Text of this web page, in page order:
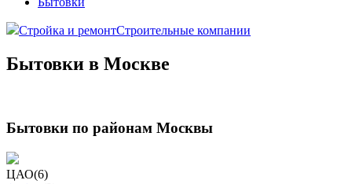
Стройка и ремонтСтроительные компании
Бытовки в Москве
Бытовки по районам Москвы
ЦАО(6)